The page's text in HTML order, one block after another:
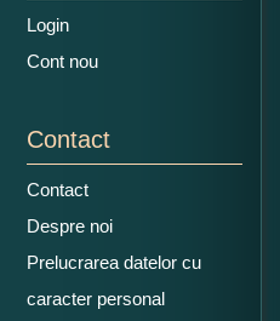
Login
Cont nou
Contact
Contact
Despre noi
Prelucrarea datelor cu
caracter personal